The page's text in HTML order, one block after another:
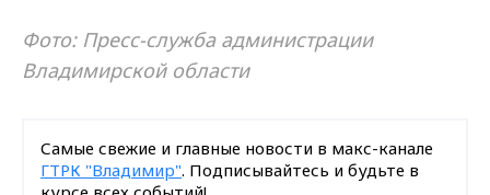
Фото: Пресс-служба администрации
Владимирской области
Самые свежие и главные новости в макс-канале
ГТРК "Владимир". Подписывайтесь и будьте в